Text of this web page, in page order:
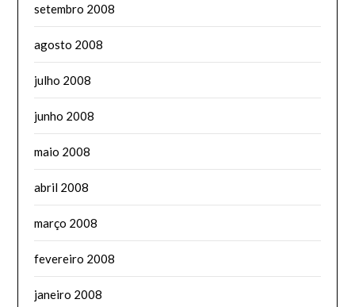
setembro 2008
agosto 2008
julho 2008
junho 2008
maio 2008
abril 2008
março 2008
fevereiro 2008
janeiro 2008